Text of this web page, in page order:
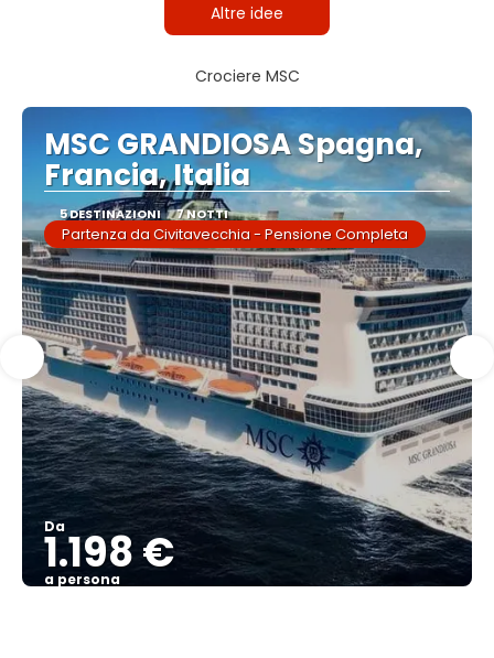
Altre idee
Crociere MSC
MSC GRANDIOSA Spagna,
Francia, Italia
5 DESTINAZIONI 7 NOTTI
Partenza da Civitavecchia - Pensione Completa
Da
1.198 €
a persona